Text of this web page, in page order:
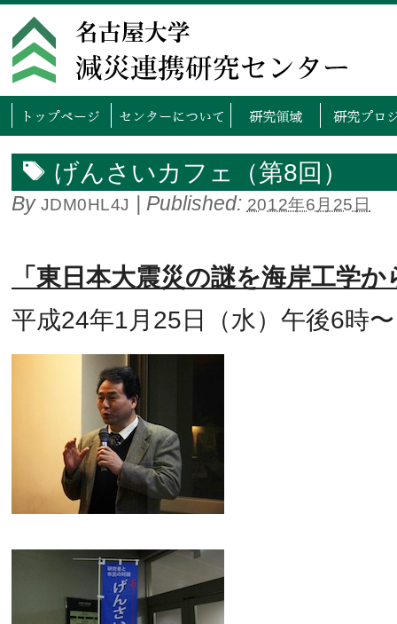
トップページ センタ
げんさいカフェ（第8回）
By JDM0HL4J | Published: 2012年6月25日
「東日本大震災の謎を海岸工学
平成24年1月25日（水）午後6時